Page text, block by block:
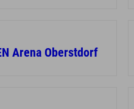
Arena Oberstdorf